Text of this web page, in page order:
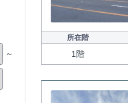
所在階
1階